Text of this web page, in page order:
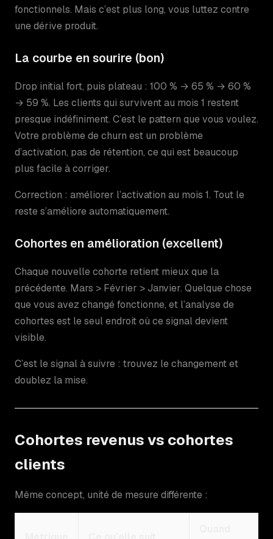
fonctionnels. Mais c’est plus long, vous luttez contre
une dérive produit.
La courbe en sourire (bon)
Drop initial fort, puis plateau : 100 % → 65 % → 60 %
→ 59 %. Les clients qui survivent au mois 1 restent
presque indéfiniment. C’est le pattern que vous voulez.
Votre problème de churn est un problème
d’activation, pas de rétention, ce qui est beaucoup
plus facile à corriger.
Correction : améliorer l’activation au mois 1. Tout le
reste s’améliore automatiquement.
Cohortes en amélioration (excellent)
Chaque nouvelle cohorte retient mieux que la
précédente. Mars > Février > Janvier. Quelque chose
que vous avez changé fonctionne, et l’analyse de
cohortes est le seul endroit où ce signal devient
visible.
C’est le signal à suivre : trouvez le changement et
doublez la mise.
Cohortes revenus vs cohortes
clients
Même concept, unité de mesure différente :